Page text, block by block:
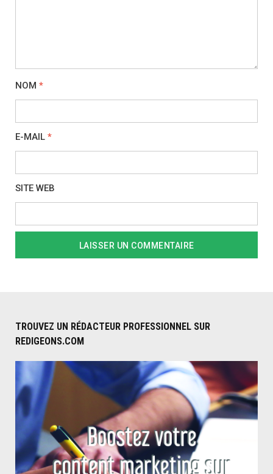
NOM *
E-MAIL *
SITE WEB
TROUVEZ UN RÉDACTEUR PROFESSIONNEL SUR
REDIGEONS.COM